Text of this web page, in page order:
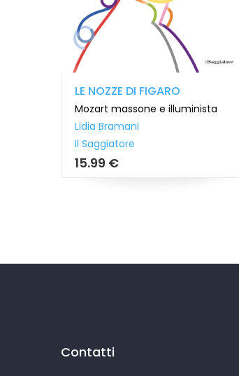
LE NOZZE DI FIGARO
Mozart massone e illuminista
Lidia Bramani
Il Saggiatore
15.99 €
Contatti